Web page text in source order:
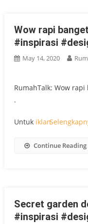
Wow rapi
#inspirasi
May 14, 2020
RumahTalk: Wow
.
Untuk iklan
Continue Reading
Secret garden
#inspirasi